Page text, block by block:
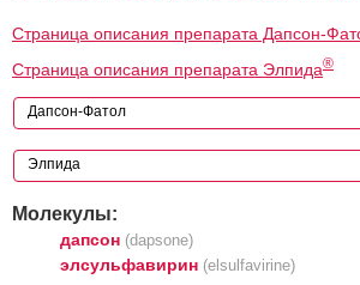
Страница описания препарата Дапсон-
Страница описания препарата Элпида®
Молекулы:
дапсон (dapsone)
элсульфавирин (elsulfavirine)